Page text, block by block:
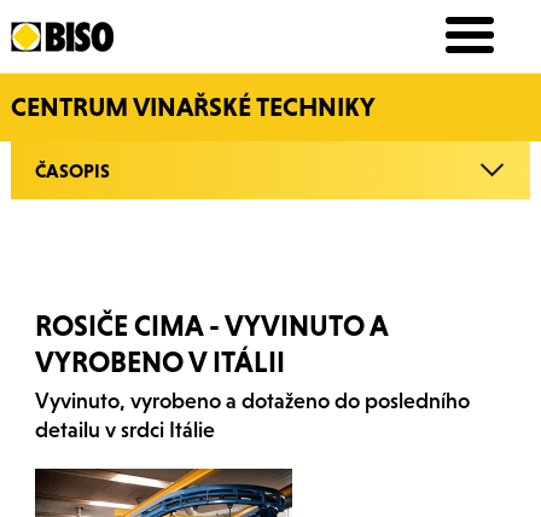
CENTRUM VINAŘSKÉ TECHNIKY
ČASOPIS
ROSIČE CIMA - VYVINUTO A
VYROBENO V ITÁLII
Vyvinuto, vyrobeno a dotaženo do posledního
detailu v srdci Itálie